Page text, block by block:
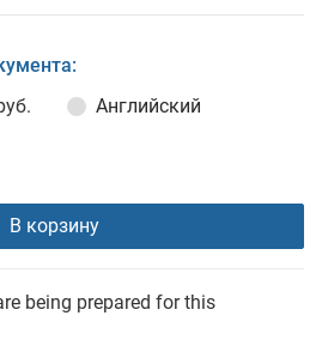
Английский
В корзину
being prepared for this